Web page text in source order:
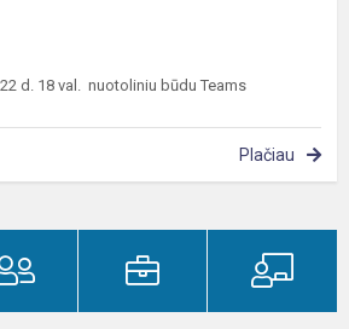
d. 18 val. nuotoliniu būdu Teams
Plačiau